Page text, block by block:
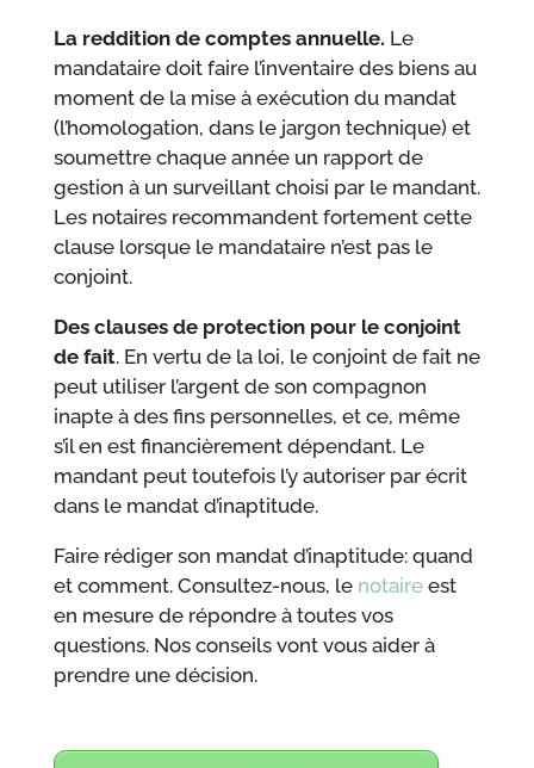
La reddition de comptes annuelle. Le
mandataire doit faire l’inventaire des biens au
moment de la mise à exécution du mandat
(l’homologation, dans le jargon technique) et
soumettre chaque année un rapport de
gestion à un surveillant choisi par le mandant.
Les notaires recommandent fortement cette
clause lorsque le mandataire n’est pas le
conjoint.
Des clauses de protection pour le conjoint
de fait. En vertu de la loi, le conjoint de fait ne
peut utiliser l’argent de son compagnon
inapte à des fins personnelles, et ce, même
s’il en est financièrement dépendant. Le
mandant peut toutefois l’y autoriser par écrit
dans le mandat d’inaptitude.
Faire rédiger son mandat d’inaptitude: quand
et comment. Consultez-nous, le notaireest
en mesure de répondre à toutes vos
questions. Nos conseils vont vous aider à
prendre une décision.